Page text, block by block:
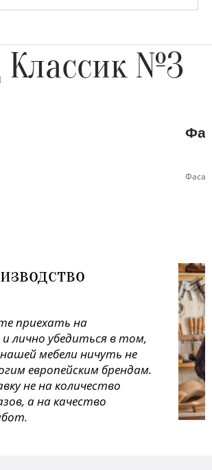
Классик №3
приехать на
лично убедиться в том,
мебели ничуть не
европейским брендам.
не на количество
а на качество